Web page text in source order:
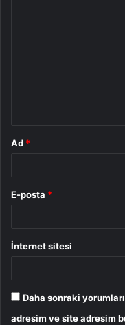
Ad *
E-posta *
İnternet sitesi
Daha sonraki
adresim ve site adresim